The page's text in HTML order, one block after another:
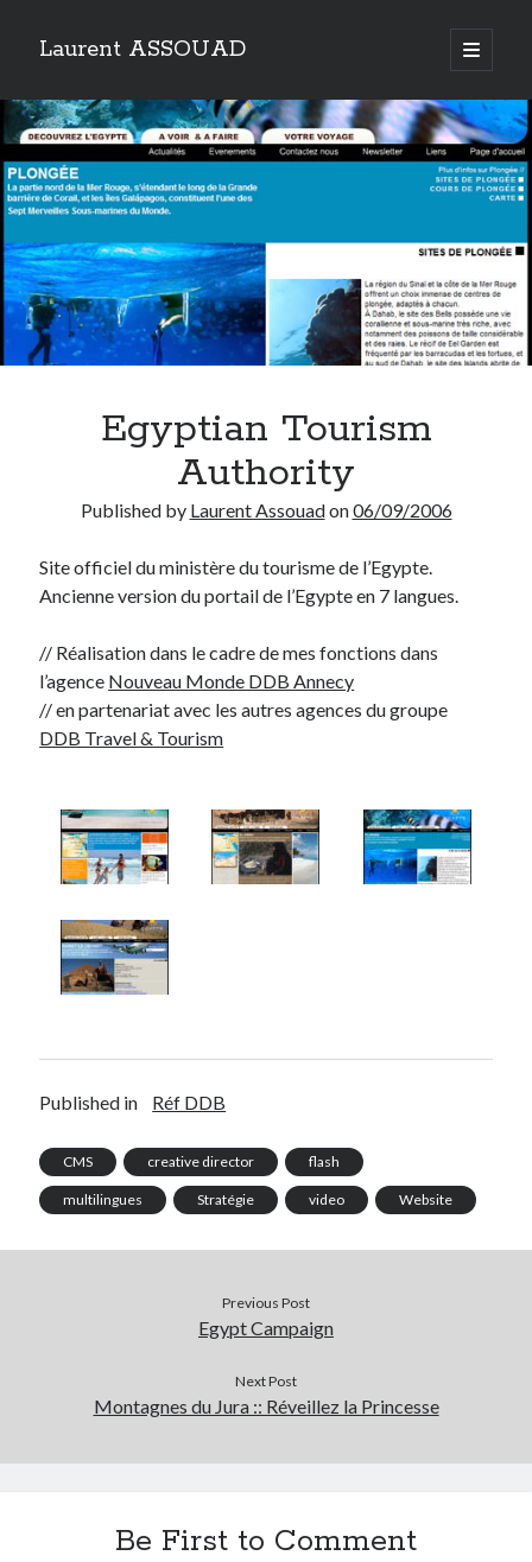
Laurent ASSOUAD
open
primary
Sidebar
Recherche
Search
Catégories
Catégories
Archives
Tags
Advertising application
art director brand content
branding BtoB
chief digital officer CMS
com-operator conférence
creative director
e-commerce
multilingues perdu
photoréalisme
projet site-vitrine startup
Stratégie tourisme
transformation digitale ultratechnique
Website événement
Egyptian Tourism
Authority
Published by Laurent Assouadon06/09/2006
Site officiel du ministère du tourisme de l’Egypte.
Ancienne version du portail de l’Egypte en 7 langues.
// Réalisation dans le cadre de mes fonctions dans
l’agence Nouveau Monde DDB Annecy
// en partenariat avec les autres agences du groupe
DDB Travel & Tourism
Published in Réf DDB
CMS creative director flash
multilingues Stratégie video Website
Previous Post
Egypt Campaign
Next Post
Montagnes du Jura :: Réveillez la Princesse
Be First to Comment